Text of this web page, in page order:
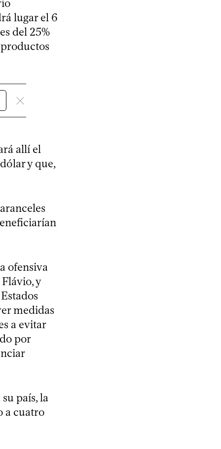
lugar el 6
del 25%
allí el
y que,
ofensiva
y
medidas
a evitar
por
país, la
a cuatro